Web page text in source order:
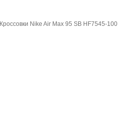
Кроссовки Nike Air Max 95 SB HF7545-100